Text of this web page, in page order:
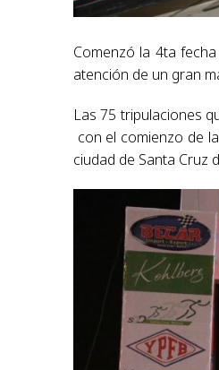
Comenzó la 4ta
atención de un gran
Las 75 tripulaciones
con el comienzo de
ciudad de Santa Cruz